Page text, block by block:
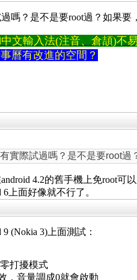
嗎？是不是要root過？如果要
文輸入法(注音、倉頡)不
曆有改進的空間？
實際試過嗎？是不是要root過
4.2的舊手機上免root可以
6上面好像就不行了。
9 (Nokia 3)上面測試：
打擾模式
，音量調成0就會啟動